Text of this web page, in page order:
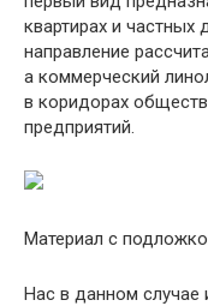
квартирах и
направление
а коммерческий
в коридорах
предприятий.
Материал с
Нас в данном случае